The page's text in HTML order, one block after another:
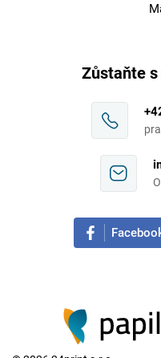
Zůstaňte